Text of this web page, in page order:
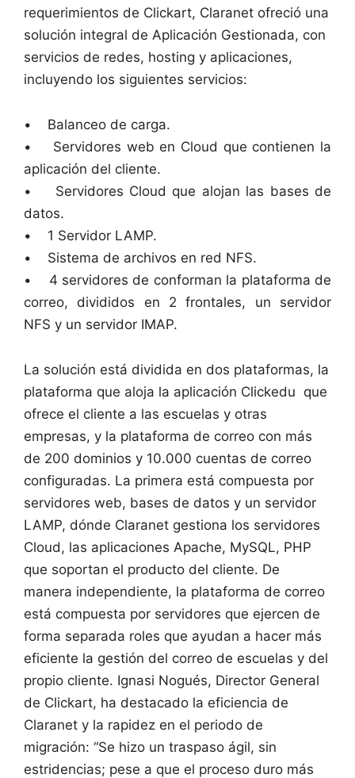
requerimientos de Clickart, Claranet ofreció una
solución integral de Aplicación Gestionada, con
servicios de redes, hosting y aplicaciones,
incluyendo los siguientes servicios:
• Balanceo de carga.
• Servidores web en Cloud que contienen la
aplicación del cliente.
• Servidores Cloud que alojan las bases de
datos.
• 1 Servidor LAMP.
• Sistema de archivos en red NFS.
• 4 servidores de conforman la plataforma de
correo, divididos en 2 frontales, un servidor
NFS y un servidor IMAP.
La solución está dividida en dos plataformas, la
plataforma que aloja la aplicación Clickedu que
ofrece el cliente a las escuelas y otras
empresas, y la plataforma de correo con más
de 200 dominios y 10.000 cuentas de correo
configuradas. La primera está compuesta por
servidores web, bases de datos y un servidor
LAMP, dónde Claranet gestiona los servidores
Cloud, las aplicaciones Apache, MySQL, PHP
que soportan el producto del cliente. De
manera independiente, la plataforma de correo
está compuesta por servidores que ejercen de
forma separada roles que ayudan a hacer más
eficiente la gestión del correo de escuelas y del
propio cliente. Ignasi Nogués, Director General
de Clickart, ha destacado la eficiencia de
Claranet y la rapidez en el periodo de
migración: “Se hizo un traspaso ágil, sin
estridencias; pese a que el proceso duro más